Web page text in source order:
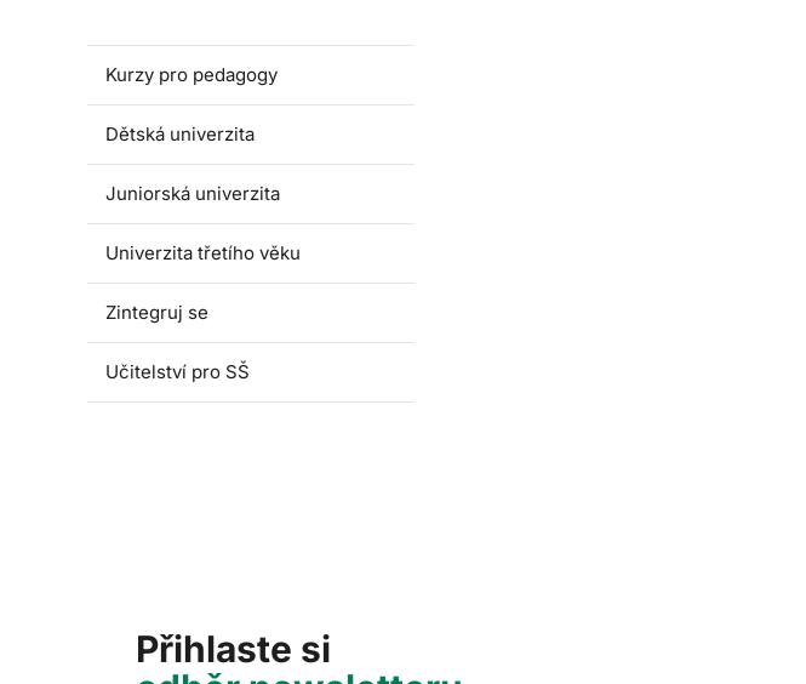
Kurzy pro pedagogy
Dětská univerzita
Juniorská univerzita
Univerzita třetího věku
Zintegruj se
Učitelství pro SŠ
Přihlaste si